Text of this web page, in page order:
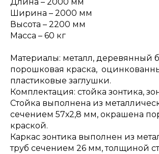
Ширина – 2000 мм
Высота – 2200 мм
Масса – 60 кг
Материалы: металл, деревянный
порошковая краска,
пластиковые заглушки.
Комплектация: стойка зонтика,
Стойка выполнена из
сечением 57х2,8 мм, окрашена
краской.
Каркас зонтика выполнен из
труб сечением 26 мм, толщиной